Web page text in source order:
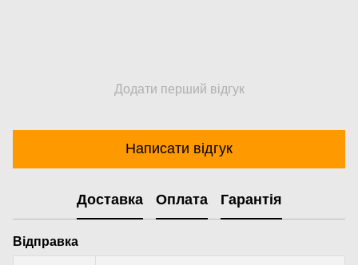
Додати перший відгук
Написати відгук
Доставка Оплата Гарантія
Відправка